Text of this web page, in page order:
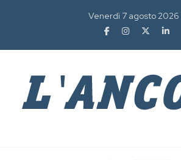
Venerdì 7 agosto 2026